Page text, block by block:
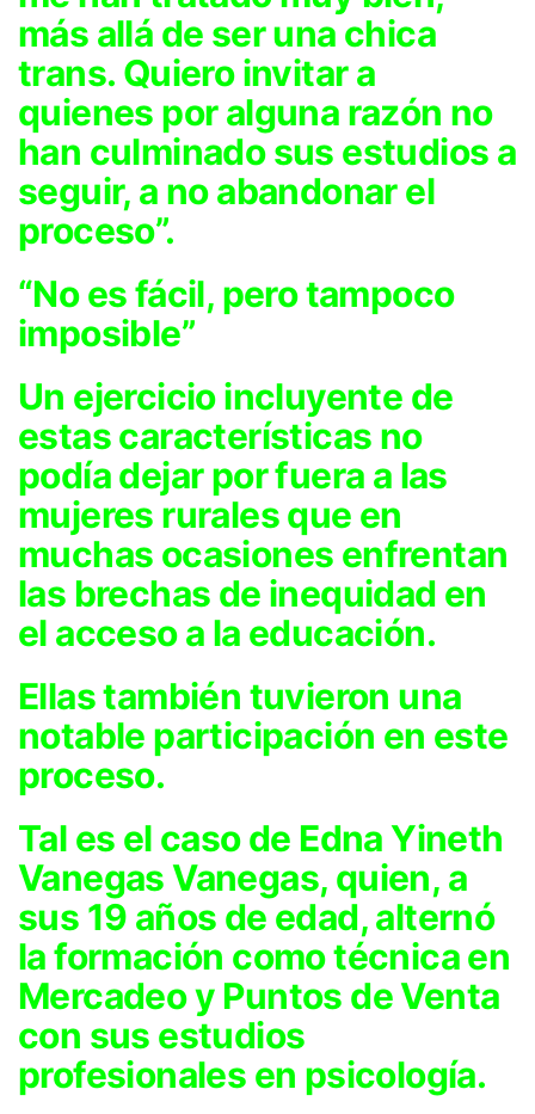
más allá de ser una chica
trans. Quiero invitar a
quienes por alguna razón no
han culminado sus estudios a
seguir, a no abandonar el
proceso”.
“No es fácil, pero tampoco
imposible”
Un ejercicio incluyente de
estas características no
podía dejar por fuera a las
mujeres rurales que en
muchas ocasiones enfrentan
las brechas de inequidad en
el acceso a la educación.
Ellas también tuvieron una
notable participación en este
proceso.
Tal es el caso de Edna Yineth
Vanegas Vanegas, quien, a
sus 19 años de edad, alternó
la formación como técnica en
Mercadeo y Puntos de Venta
con sus estudios
profesionales en psicología.